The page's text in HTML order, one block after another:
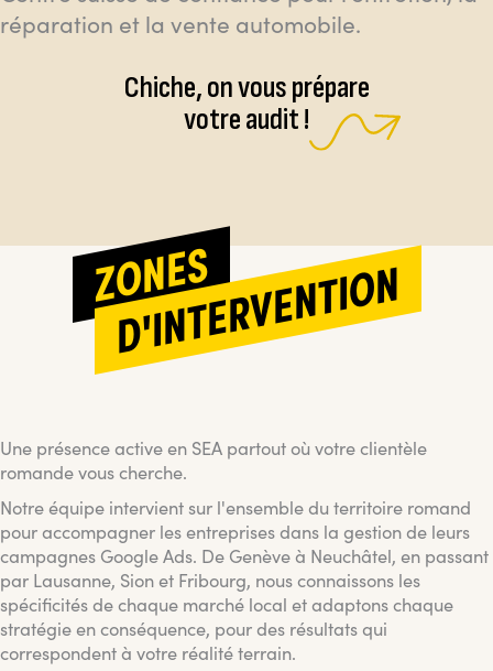
réparation et la vente automobile.
Chiche, on vous prépare
votre audit !
ZONES
D'INTERVENTION
Une présence active en SEA partout où votre clientèle
romande vous cherche.
Notre équipe intervient sur l'ensemble du territoire romand
pour accompagner les entreprises dans la gestion de leurs
campagnes Google Ads. De Genève à Neuchâtel, en passant
par Lausanne, Sion et Fribourg, nous connaissons les
spécificités de chaque marché local et adaptons chaque
stratégie en conséquence, pour des résultats qui
correspondent à votre réalité terrain.